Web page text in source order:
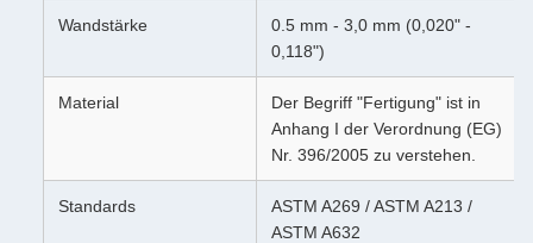
Wandstärke
0.5 mm - 3,0 mm (0,020" -
0,118")
Material
Der Begriff "Fertigung" ist in
Anhang I der Verordnung (EG)
Nr. 396/2005 zu verstehen.
Standards
ASTM A269 / ASTM A213 /
ASTM A632